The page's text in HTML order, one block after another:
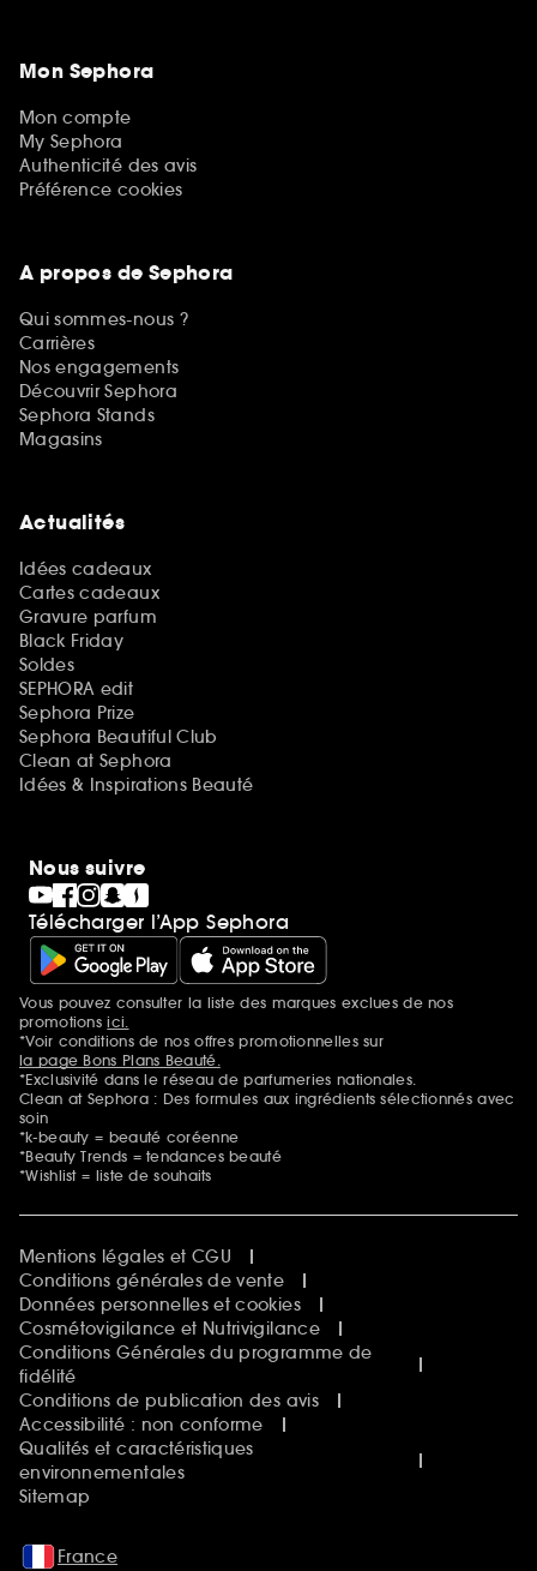
Mon Sephora
Mon compte
My Sephora
Authenticité des avis
Préférence cookies
A propos de Sephora
Qui sommes-nous ?
Carrières
Nos engagements
Découvrir Sephora
Sephora Stands
Magasins
Actualités
Idées cadeaux
Cartes cadeaux
Gravure parfum
Black Friday
Soldes
SEPHORA edit
Sephora Prize
Sephora Beautiful Club
Clean at Sephora
Idées & Inspirations Beauté
Nous suivre
Télécharger l’App Sephora
Mentions additionnelles
Vous pouvez consulter la liste des marques exclues de nos
promotionsici.
*Voir conditions de nos offres promotionnelles sur
la page Bons Plans Beauté.
*Exclusivité dans le réseau de parfumeries nationales.
Clean at Sephora : Des formules aux ingrédients sélectionnés avec
soin
*k-beauty = beauté coréenne
*Beauty Trends = tendances beauté
*Wishlist = liste de souhaits
Mentions légales et CGU
Conditions générales de vente
Données personnelles et cookies
Cosmétovigilance et Nutrivigilance
Conditions Générales du programme de
fidélité
Conditions de publication des avis
Accessibilité : non conforme
Qualités et caractéristiques
environnementales
Sitemap
France